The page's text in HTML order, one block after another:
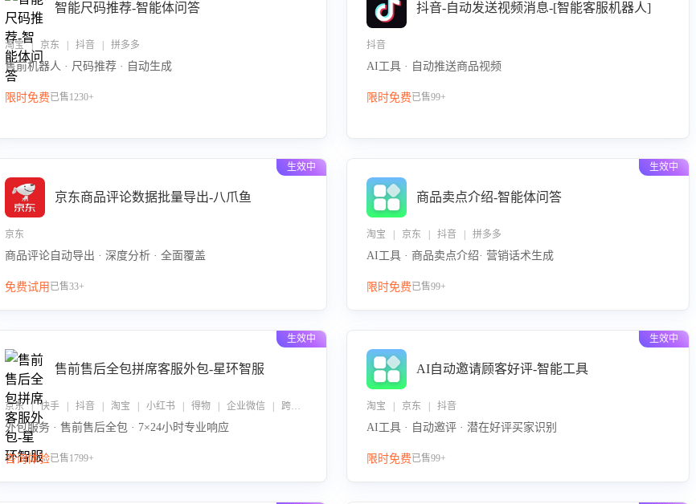
智能尺码推荐-智能体问答
淘宝 | 京东 | 抖音 | 拼多多
售前机器人 · 尺码推荐 · 自动生成
限时免费已售1230+
抖音-自动发送视频消息-[智能客服机器人]
抖音
AI工具 · 自动推送商品视频
限时免费已售99+
生效中
京东商品评论数据批量导出-八爪鱼
京东
商品评论自动导出 · 深度分析 · 全面覆盖
免费试用 已售33+
生效中
商品卖点介绍-智能体问答
淘宝 | 京东 | 抖音 | 拼多多
AI工具 · 商品卖点介绍· 营销话术生成
限时免费已售99+
生效中
售前售后全包拼席客服外包-星环智服
京东 | 快手 | 抖音 | 淘宝 | 小红书 | 得物 | 企业微信 | 跨平台
外包服务 · 售前售后全包 · 7×24小时专业响应
咨询体验已售1799+
生效中
AI自动邀请顾客好评-智能工具
淘宝 | 京东 | 抖音
AI工具 · 自动邀评 · 潜在好评买家识别
限时免费已售99+